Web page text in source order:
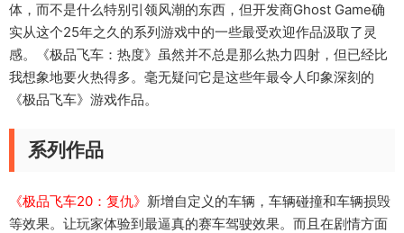
体，而不是什么特别引领风潮的东西，但开发商Ghost Game确
实从这个25年之久的系列游戏中的一些最受欢迎作品汲取了灵
感。《极品飞车：热度》虽然并不总是那么热力四射，但已经比
我想象地要火热得多。毫无疑问它是这些年最令人印象深刻的
《极品飞车》游戏作品。
系列作品
《极品飞车20：复仇》 新增自定义的车辆，车辆碰撞和车辆损毁
等效果。让玩家体验到最逼真的赛车驾驶效果。而且在剧情方面